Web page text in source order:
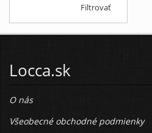
Filtrovať
Locca.sk
O nás
Všeobecné obchodné podmienky